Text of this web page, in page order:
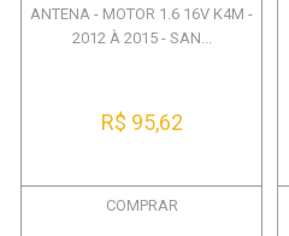
ANTENA - MOTOR 1.6 16V K4M -
2012 À 2015 - SAN...
R$ 95,62
COMPRAR